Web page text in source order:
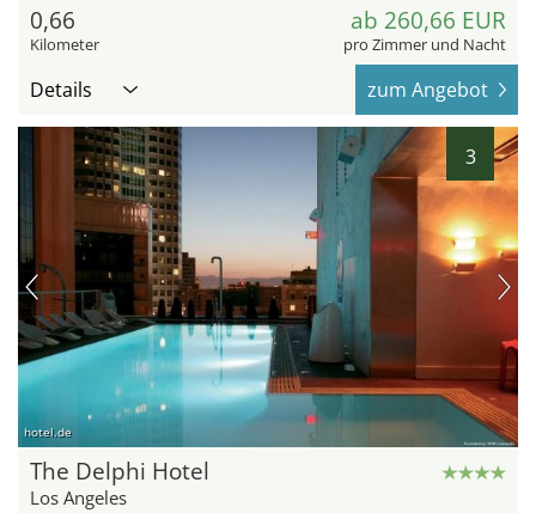
0,66
Kilometer
ab 260,66 EUR
pro Zimmer und Nacht
Details zum Angebot
3
hotel.de
The Delphi Hotel
Los Angeles